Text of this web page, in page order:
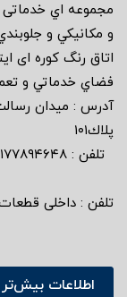
مجموعه اي خدماتى
و مكانيكي و
اتاق رنگ كوره اى
فضاي خدماتي و
آدرس : ميدان
پلاك١٠١
تلفن : ٠٢١٧٧٨٩٤٦٤٨
تلفن : داخلی
اطلاعات بیش‌تر